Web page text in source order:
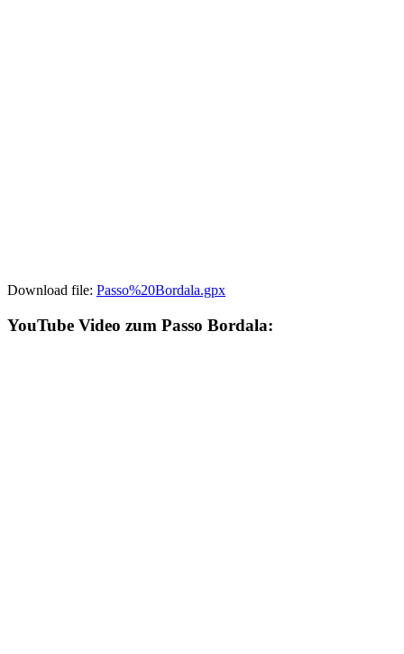
Download file: Passo%20Bordala.gpx
YouTube Video zum Passo Bordala: